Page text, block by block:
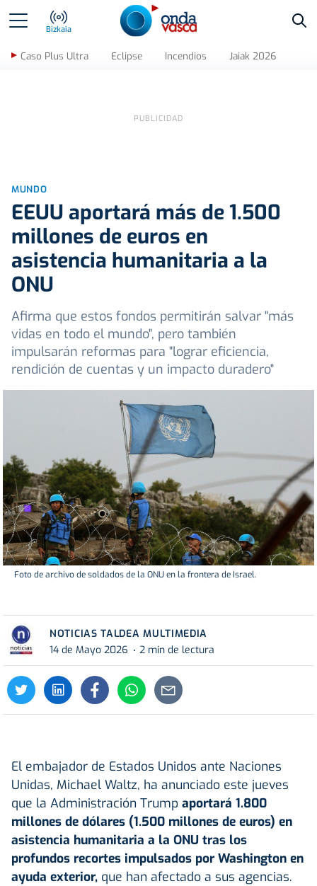
Bizkaia
Caso Plus Ultra Eclipse Incendios Jaiak 2026
MUNDO
EEUU aportará más de 1.500
millones de euros en
asistencia humanitaria a la
ONU
Afirma que estos fondos permitirán salvar "más
vidas en todo el mundo", pero también
impulsarán reformas para "lograr eficiencia,
rendición de cuentas y un impacto duradero"
Foto de archivo de soldados de la ONU en la frontera de Israel.
NOTICIAS TALDEA MULTIMEDIA
14 de Mayo 2026
2 min de lectura
El embajador de Estados Unidos ante Naciones
Unidas, Michael Waltz, ha anunciado este jueves
que la Administración Trump aportará 1.800
millones de dólares (1.500 millones de euros) en
asistencia humanitaria a la ONU tras los
profundos recortes impulsados por Washington en
ayuda exterior, que han afectado a sus agencias.